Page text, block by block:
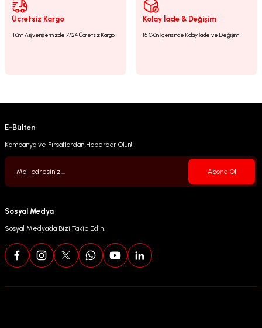
Ücretsiz Kargo
Tüm Alışverişlerinizde 7/24 Ücretsiz Kargo
Kolay İade & Değişim
15 Gün İçerisinde Kolay İade ve Değişim
E-Bülten
Kampanya ve Fırsatlardan Haberdar Olun!
Abone Ol
Sosyal Medya
Sosyal Medya’da Bizi Takip Edin.